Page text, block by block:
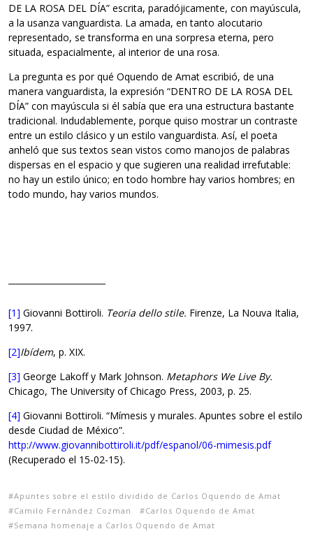
DE LA ROSA DEL DÍA” escrita, paradójicamente, con mayúscula,
a la usanza vanguardista. La amada, en tanto alocutario
representado, se transforma en una sorpresa eterna, pero
situada, espacialmente, al interior de una rosa.
La pregunta es por qué Oquendo de Amat escribió, de una
manera vanguardista, la expresión “DENTRO DE LA ROSA DEL
DÍA” con mayúscula si él sabía que era una estructura bastante
tradicional. Indudablemente, porque quiso mostrar un contraste
entre un estilo clásico y un estilo vanguardista. Así, el poeta
anheló que sus textos sean vistos como manojos de palabras
dispersas en el espacio y que sugieren una realidad irrefutable:
no hay un estilo único; en todo hombre hay varios hombres; en
todo mundo, hay varios mundos.
[1] Giovanni Bottiroli. Teoria dello stile. Firenze, La Nouva Italia,
1997.
[2]Ibídem, p. XIX.
[3] George Lakoff y Mark Johnson. Metaphors We Live By.
Chicago, The University of Chicago Press, 2003, p. 25.
[4] Giovanni Bottiroli. “Mímesis y murales. Apuntes sobre el estilo
desde Ciudad de México”.
http://www.giovannibottiroli.it/pdf/espanol/06-mimesis.pdf
(Recuperado el 15-02-15).
Apuntes sobre el estilo dividido de Carlos Oquendo de Amat
Camilo Fernández Cozman
Carlos Oquendo de Amat
Semana homenaje a Carlos Oquendo de Amat